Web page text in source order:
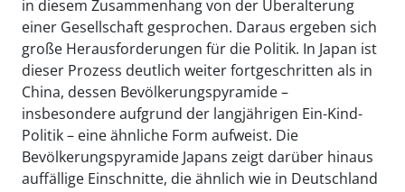
in diesem Zusammenhang von der Überalterung
einer Gesellschaft gesprochen. Daraus ergeben sich
große Herausforderungen für die Politik. In Japan ist
dieser Prozess deutlich weiter fortgeschritten als in
China, dessen Bevölkerungspyramide –
insbesondere aufgrund der langjährigen Ein-Kind-
Politik – eine ähnliche Form aufweist. Die
Bevölkerungspyramide Japans zeigt darüber hinaus
auffällige Einschnitte, die ähnlich wie in Deutschland